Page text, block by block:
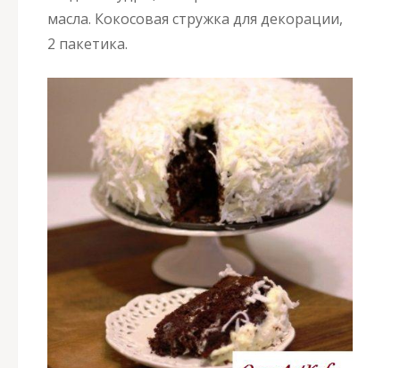
масла. Кокосовая стружка для декорации,
2 пакетика.